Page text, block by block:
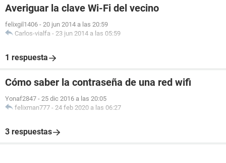
Averiguar la clave Wi-Fi del vecino
felixgil1406 - 20 jun 2014 a las 20:59
Carlos-vialfa - 23 jun 2014 a las 05:59
1 respuesta
Cómo saber la contraseña de una red wifi
Yonaf2847 - 25 dic 2016 a las 20:05
felixman777 - 24 feb 2020 a las 06:27
3 respuestas